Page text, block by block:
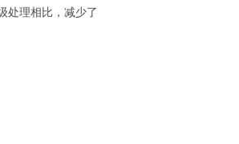
处理相比，减少了